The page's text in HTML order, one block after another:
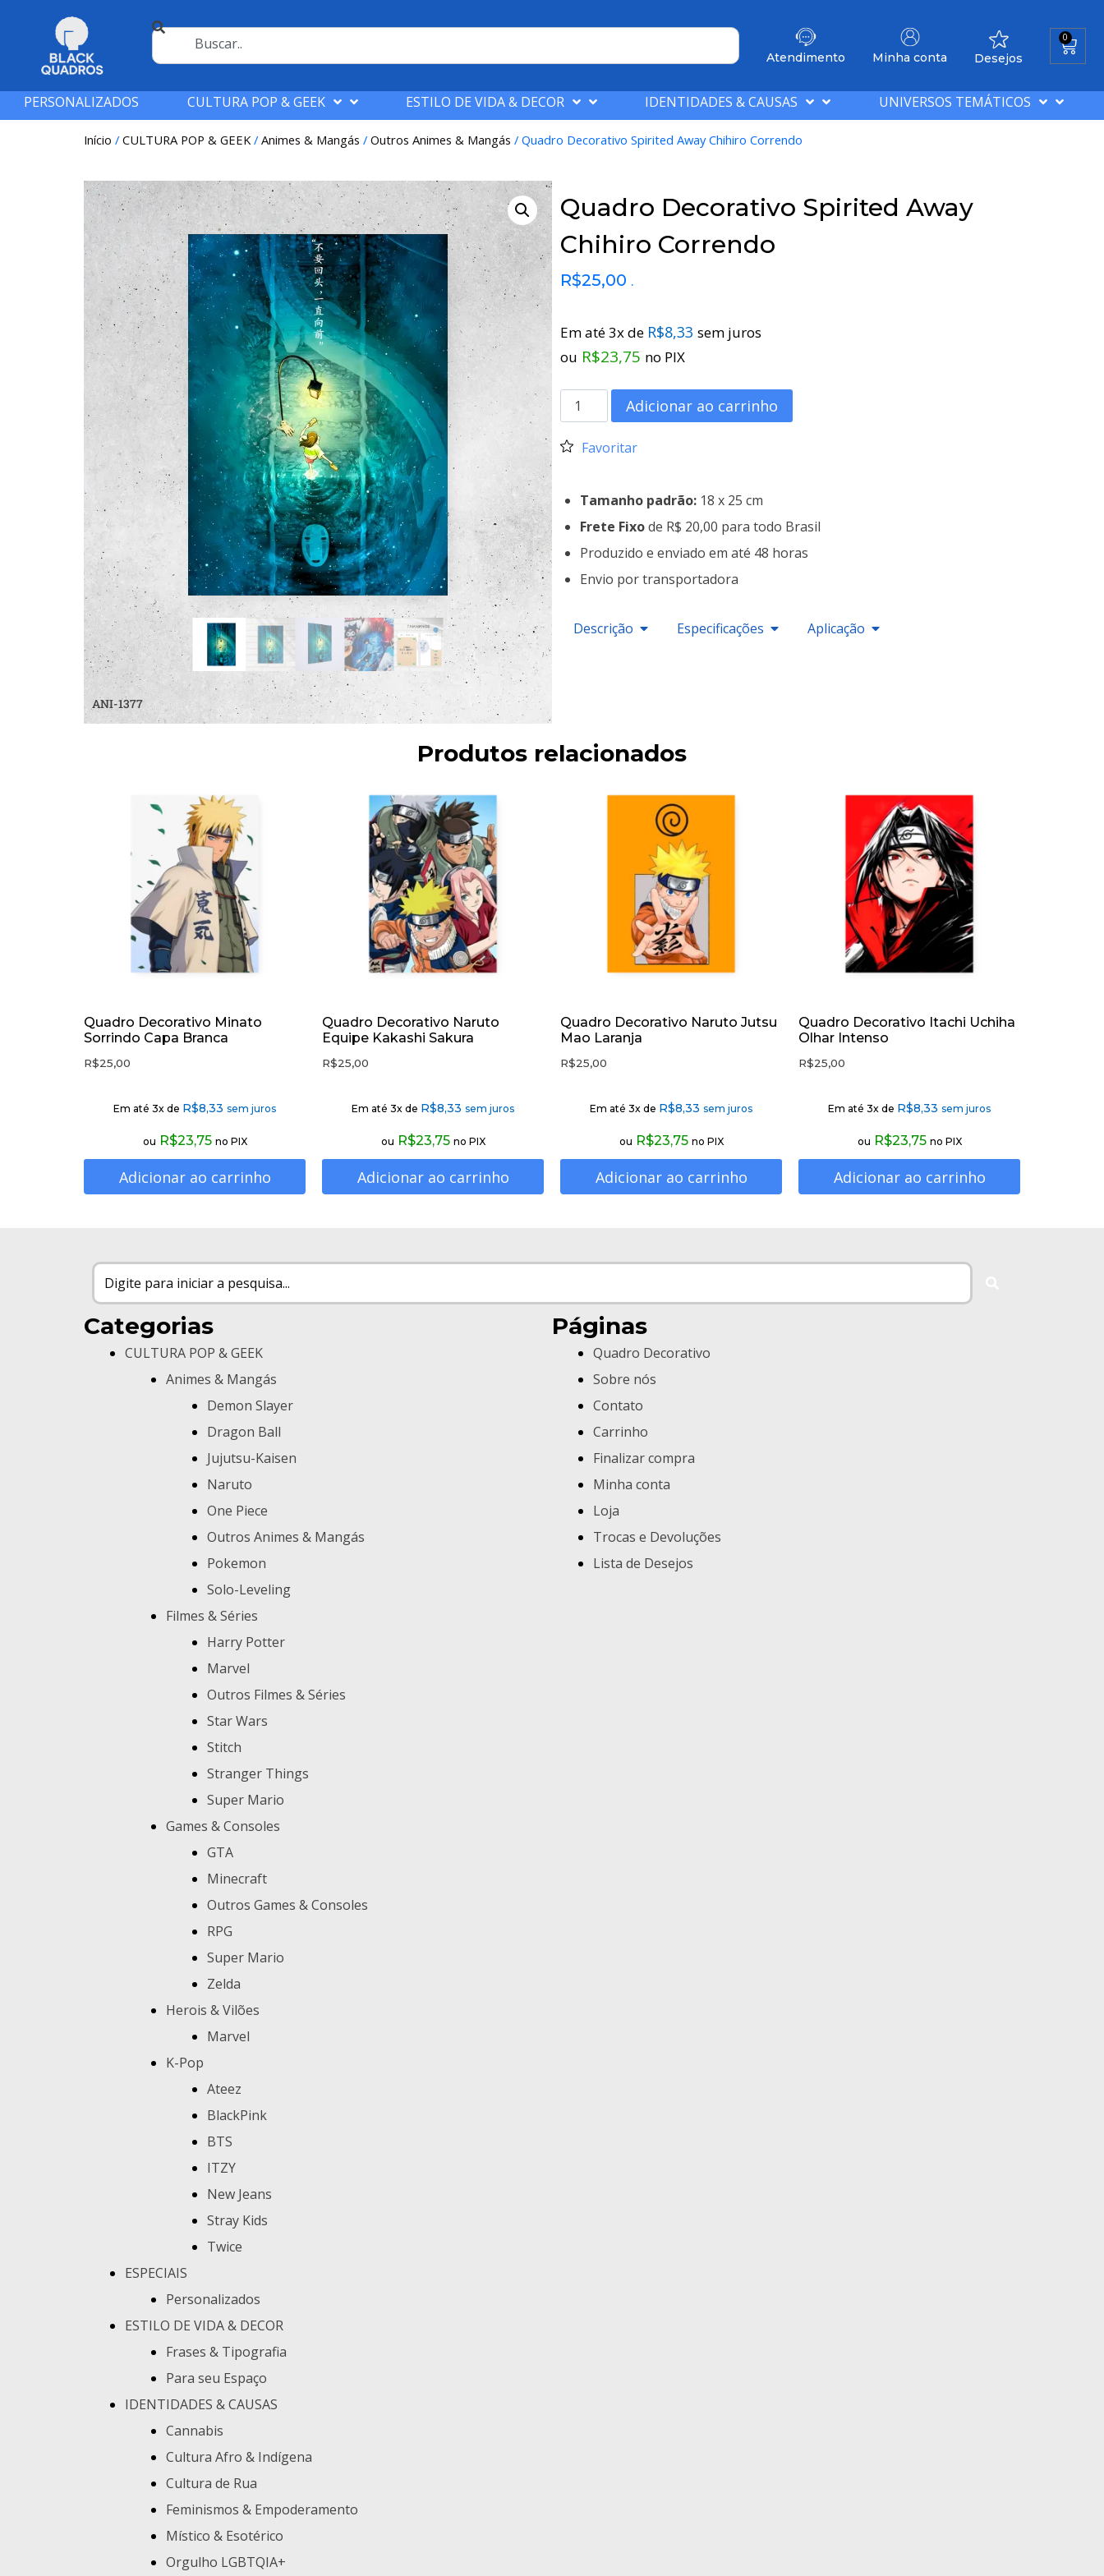
Atendimento Minha conta Desejos
0
PERSONALIZADOS CULTURA POP & GEEK ESTILO DE VIDA & DECOR IDENTIDADES & CAUSAS UNIVERSOS TEMÁTICOS
Início / CULTURA POP & GEEK/ Animes & Mangás / Outros Animes & Mangás / Quadro Decorativo Spirited Away Chihiro Correndo
ANI-1377
Quadro Decorativo Spirited Away
Chihiro Correndo
R$25,00 .
Em até 3x de R$8,33 sem juros
ou R$23,75 no PIX
Adicionar ao carrinho
Favoritar
Tamanho padrão: 18 x 25 cm
Frete Fixode R$ 20,00 para todo Brasil
Produzido e enviado em até 48 horas
Envio por transportadora
Descrição Especificações Aplicação
Produtos relacionados
Quadro Decorativo Minato
Sorrindo Capa Branca
R$25,00
Em até 3x de R$8,33 sem juros
ou R$23,75 no PIX
Adicionar ao carrinho
Quadro Decorativo Naruto
Equipe Kakashi Sakura
R$25,00
Em até 3x de R$8,33 sem juros
ou R$23,75 no PIX
Adicionar ao carrinho
Quadro Decorativo Naruto Jutsu
Mao Laranja
R$25,00
Em até 3x de R$8,33 sem juros
ou R$23,75 no PIX
Adicionar ao carrinho
Quadro Decorativo Itachi Uchiha
Olhar Intenso
R$25,00
Em até 3x de R$8,33 sem juros
ou R$23,75 no PIX
Adicionar ao carrinho
Categorias
CULTURA POP & GEEK
Animes & Mangás
Demon Slayer
Dragon Ball
Jujutsu-Kaisen
Naruto
One Piece
Outros Animes & Mangás
Pokemon
Solo-Leveling
Filmes & Séries
Harry Potter
Marvel
Outros Filmes & Séries
Star Wars
Stitch
Stranger Things
Super Mario
Games & Consoles
GTA
Minecraft
Outros Games & Consoles
RPG
Super Mario
Zelda
Herois & Vilões
Marvel
K-Pop
Ateez
BlackPink
BTS
ITZY
New Jeans
Stray Kids
Twice
ESPECIAIS
Personalizados
ESTILO DE VIDA & DECOR
Frases & Tipografia
Para seu Espaço
IDENTIDADES & CAUSAS
Cannabis
Cultura Afro & Indígena
Cultura de Rua
Feminismos & Empoderamento
Místico & Esotérico
Orgulho LGBTQIA+
Páginas
Quadro Decorativo
Sobre nós
Contato
Carrinho
Finalizar compra
Minha conta
Loja
Trocas e Devoluções
Lista de Desejos